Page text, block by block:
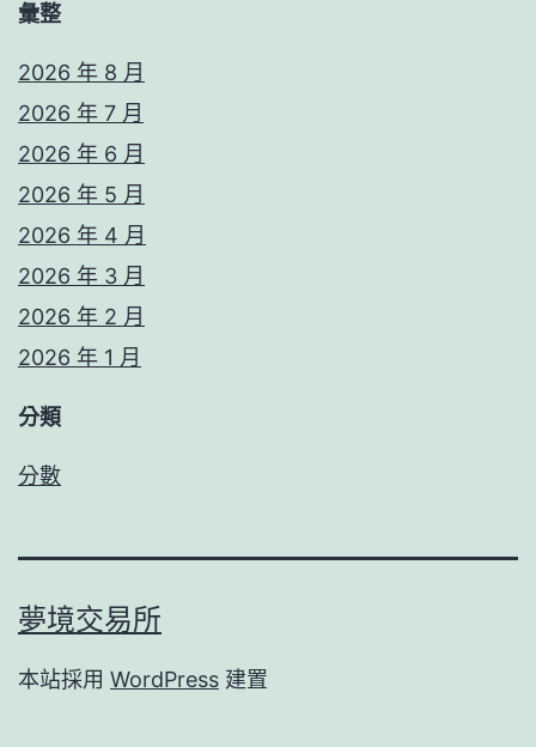
彙整
2026 年 8 月
2026 年 7 月
2026 年 6 月
2026 年 5 月
2026 年 4 月
2026 年 3 月
2026 年 2 月
2026 年 1 月
分類
分數
夢境交易所
本站採用 WordPress 建置